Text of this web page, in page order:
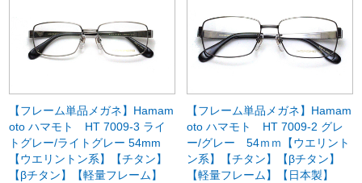
【フレーム単品メガネ】Hamam
oto ハマモト HT 7009-3 ライ
トグレー/ライトグレー 54mm
【ウエリントン系】【チタン】
【βチタン】【軽量フレーム】
【フレーム単品メガネ】Hamam
oto ハマモト HT 7009-2 グレ
ー/グレー 54ｍｍ【ウエリント
ン系】【チタン】【βチタン】
【軽量フレーム】【日本製】